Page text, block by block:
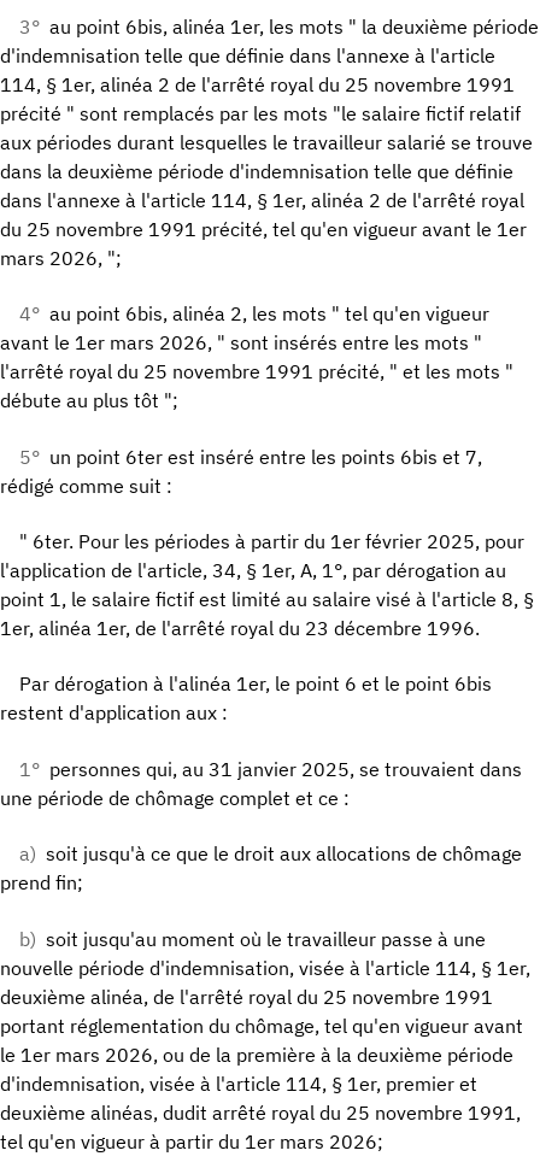
3° au point 6bis, alinéa 1er, les mots " la deuxième période
d'indemnisation telle que définie dans l'annexe à l'article
114, § 1er, alinéa 2 de l'arrêté royal du 25 novembre 1991
précité " sont remplacés par les mots "le salaire fictif relatif
aux périodes durant lesquelles le travailleur salarié se trouve
dans la deuxième période d'indemnisation telle que définie
dans l'annexe à l'article 114, § 1er, alinéa 2 de l'arrêté royal
du 25 novembre 1991 précité, tel qu'en vigueur avant le 1er
mars 2026, ";
4° au point 6bis, alinéa 2, les mots " tel qu'en vigueur
avant le 1er mars 2026, " sont insérés entre les mots "
l'arrêté royal du 25 novembre 1991 précité, " et les mots "
débute au plus tôt ";
5° un point 6ter est inséré entre les points 6bis et 7,
rédigé comme suit :
" 6ter. Pour les périodes à partir du 1er février 2025, pour
l'application de l'article, 34, § 1er, A, 1°, par dérogation au
point 1, le salaire fictif est limité au salaire visé à l'article 8, §
1er, alinéa 1er, de l'arrêté royal du 23 décembre 1996.
Par dérogation à l'alinéa 1er, le point 6 et le point 6bis
restent d'application aux :
1° personnes qui, au 31 janvier 2025, se trouvaient dans
une période de chômage complet et ce :
a) soit jusqu'à ce que le droit aux allocations de chômage
prend fin;
b) soit jusqu'au moment où le travailleur passe à une
nouvelle période d'indemnisation, visée à l'article 114, § 1er,
deuxième alinéa, de l'arrêté royal du 25 novembre 1991
portant réglementation du chômage, tel qu'en vigueur avant
le 1er mars 2026, ou de la première à la deuxième période
d'indemnisation, visée à l'article 114, § 1er, premier et
deuxième alinéas, dudit arrêté royal du 25 novembre 1991,
tel qu'en vigueur à partir du 1er mars 2026;